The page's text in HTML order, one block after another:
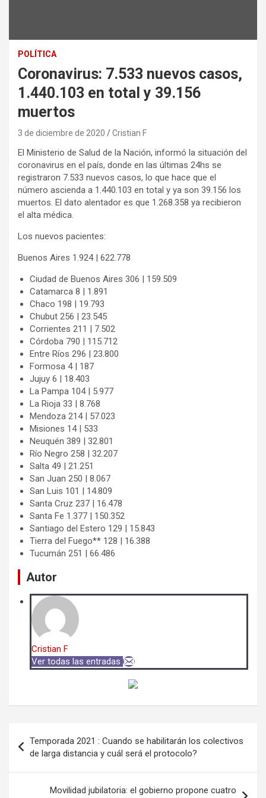
POLÍTICA
Coronavirus: 7.533 nuevos casos,
1.440.103 en total y 39.156
muertos
3 de diciembre de 2020 Cristian F
El Ministerio de Salud de la Nación, informó la situación del
coronavirus en el país, donde en las últimas 24hs se
registraron 7.533 nuevos casos, lo que hace que el
número ascienda a 1.440.103 en total y ya son 39.156 los
muertos. El dato alentador es que 1.268.358 ya recibieron
el alta médica.
Los nuevos pacientes:
Buenos Aires 1.924 | 622.778
Ciudad de Buenos Aires 306 | 159.509
Catamarca 8 | 1.891
Chaco 198 | 19.793
Chubut 256 | 23.545
Corrientes 211 | 7.502
Córdoba 790 | 115.712
Entre Ríos 296 | 23.800
Formosa 4 | 187
Jujuy 6 | 18.403
La Pampa 104 | 5.977
La Rioja 33 | 8.768
Mendoza 214 | 57.023
Misiones 14 | 533
Neuquén 389 | 32.801
Río Negro 258 | 32.207
Salta 49 | 21.251
San Juan 250 | 8.067
San Luis 101 | 14.809
Santa Cruz 237 | 16.478
Santa Fe 1.377 | 150.352
Santiago del Estero 129 | 15.843
Tierra del Fuego** 128 | 16.388
Tucumán 251 | 66.486
Autor
Cristian F
Ver todas las entradas
de
entradas
Temporada 2021 : Cuando se habilitarán los colectivos
de larga distancia y cuál será el protocolo?
Movilidad jubilatoria: el gobierno propone cuatro